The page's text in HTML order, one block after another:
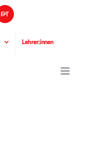
Pädagogische
Hochschule
Lehrer:innen